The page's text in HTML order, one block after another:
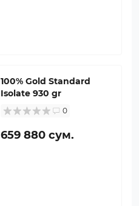
100% Gold Standard
Isolate 930 gr
0
659 880 сум.